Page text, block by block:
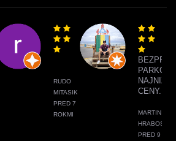
RUDO
MITASIK,
PRED 7
ROKMI
CENY.
MARTIN
HRABOS,
PRED 9